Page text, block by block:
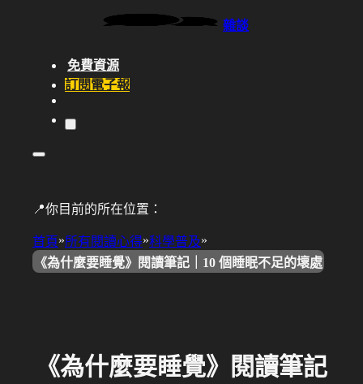
雜談
免費資源
訂閱電子報
📍你目前的所在位置：
首頁»所有閱讀心得»科學普及»
《為什麼要睡覺》閱讀筆記｜10 個睡眠不足的壞處
《為什麼要睡覺》閱讀筆記